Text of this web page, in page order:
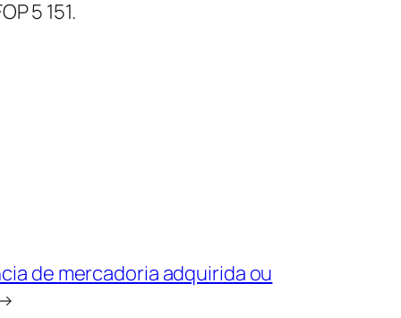
5 151.
de mercadoria adquirida ou